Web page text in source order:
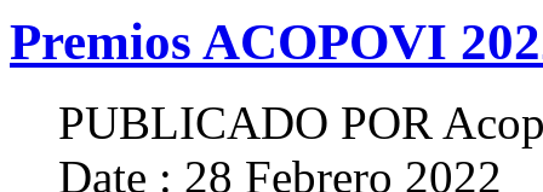
Premios ACOPOVI
PUBLICADO POR
Date : 28 Febrero 2022